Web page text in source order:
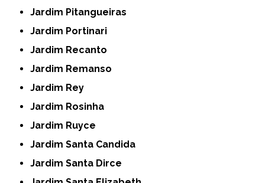
Jardim Pitangueiras
Jardim Portinari
Jardim Recanto
Jardim Remanso
Jardim Rey
Jardim Rosinha
Jardim Ruyce
Jardim Santa Candida
Jardim Santa Dirce